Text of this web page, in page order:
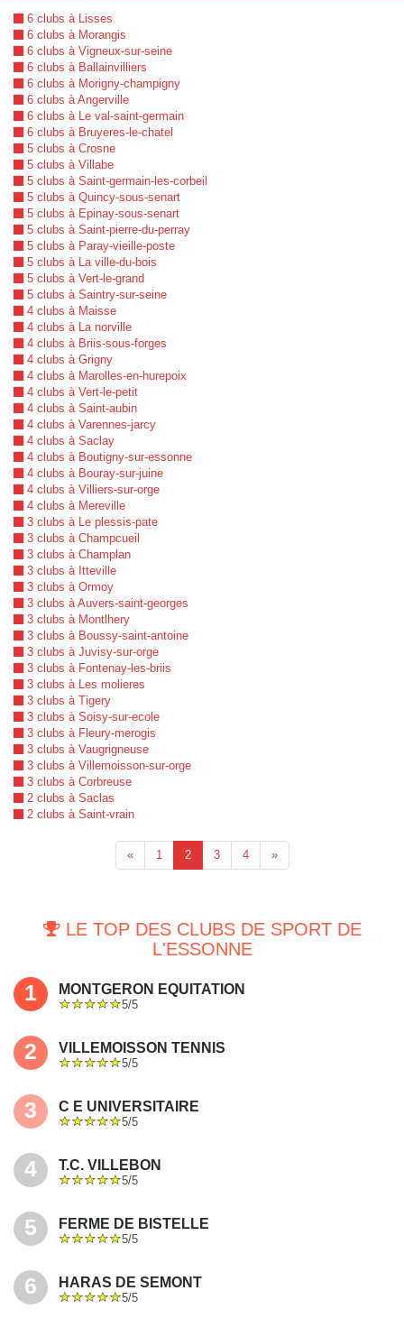
6 clubs à Lisses
6 clubs à Morangis
6 clubs à Vigneux-sur-seine
6 clubs à Ballainvilliers
6 clubs à Morigny-champigny
6 clubs à Angerville
6 clubs à Le val-saint-germain
6 clubs à Bruyeres-le-chatel
5 clubs à Crosne
5 clubs à Villabe
5 clubs à Saint-germain-les-corbeil
5 clubs à Quincy-sous-senart
5 clubs à Epinay-sous-senart
5 clubs à Saint-pierre-du-perray
5 clubs à Paray-vieille-poste
5 clubs à La ville-du-bois
5 clubs à Vert-le-grand
5 clubs à Saintry-sur-seine
4 clubs à Maisse
4 clubs à La norville
4 clubs à Briis-sous-forges
4 clubs à Grigny
4 clubs à Marolles-en-hurepoix
4 clubs à Vert-le-petit
4 clubs à Saint-aubin
4 clubs à Varennes-jarcy
4 clubs à Saclay
4 clubs à Boutigny-sur-essonne
4 clubs à Bouray-sur-juine
4 clubs à Villiers-sur-orge
4 clubs à Mereville
3 clubs à Le plessis-pate
3 clubs à Champcueil
3 clubs à Champlan
3 clubs à Itteville
3 clubs à Ormoy
3 clubs à Auvers-saint-georges
3 clubs à Montlhery
3 clubs à Boussy-saint-antoine
3 clubs à Juvisy-sur-orge
3 clubs à Fontenay-les-briis
3 clubs à Les molieres
3 clubs à Tigery
3 clubs à Soisy-sur-ecole
3 clubs à Fleury-merogis
3 clubs à Vaugrigneuse
3 clubs à Villemoisson-sur-orge
3 clubs à Corbreuse
2 clubs à Saclas
2 clubs à Saint-vrain
« 1 2 3 4 »
LE TOP DES CLUBS DE SPORT DE
L'ESSONNE
1 MONTGERON EQUITATION
5/5
2 VILLEMOISSON TENNIS
5/5
3 C E UNIVERSITAIRE
5/5
4 T.C. VILLEBON
5/5
5 FERME DE BISTELLE
5/5
6 HARAS DE SEMONT
5/5